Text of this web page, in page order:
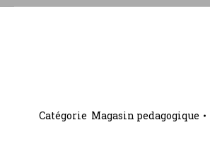
Catégorie Magasin pedagogique